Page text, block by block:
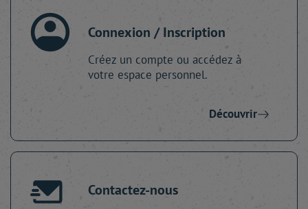
Connexion / Inscription
Créez un compte ou accédez à
votre espace personnel.
Découvrir
Contactez-nous